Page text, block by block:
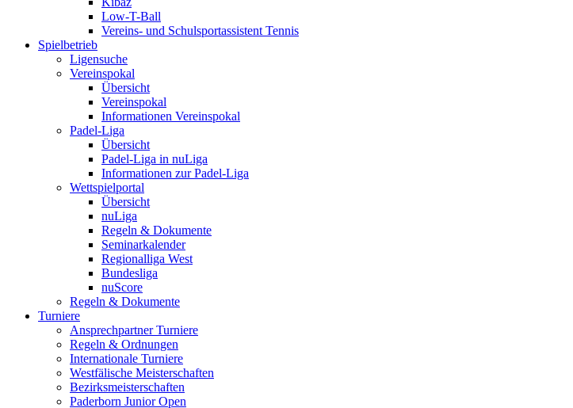
Low-T-Ball
Vereins- und Schulsportassistent Tennis
Spielbetrieb
Ligensuche
Vereinspokal
Übersicht
Vereinspokal
Informationen Vereinspokal
Padel-Liga
Übersicht
Padel-Liga in nuLiga
Informationen zur Padel-Liga
Wettspielportal
Übersicht
nuLiga
Regeln & Dokumente
Seminarkalender
Regionalliga West
Bundesliga
nuScore
Regeln & Dokumente
Turniere
Ansprechpartner Turniere
Regeln & Ordnungen
Internationale Turniere
Westfälische Meisterschaften
Bezirksmeisterschaften
Paderborn Junior Open